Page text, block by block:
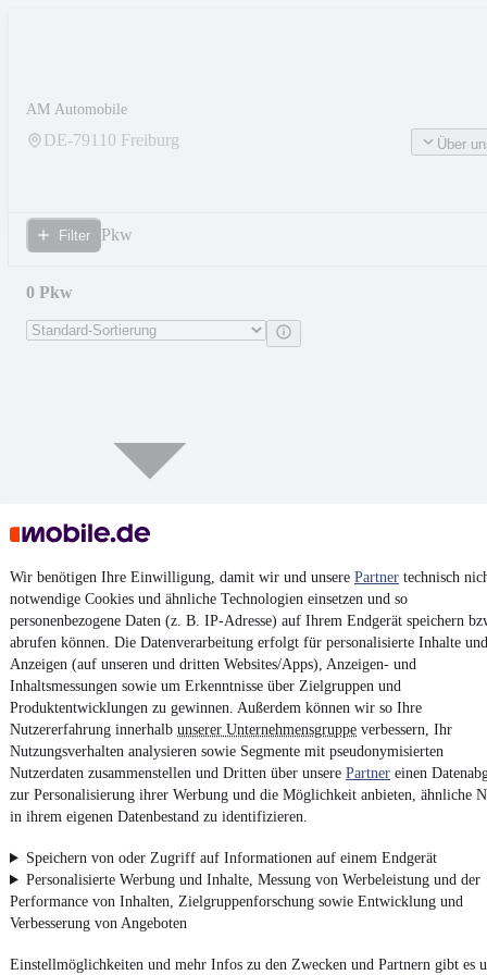
Wir benötigen Ihre Einwilligung, damit wir und unsere Partner technisch
notwendige Cookies und ähnliche Technologien einsetzen und so
personenbezogene Daten (z. B. IP-Adresse) auf Ihrem Endgerät speichern
abrufen können. Die Datenverarbeitung erfolgt für personalisierte Inhalte und
Anzeigen (auf unseren und dritten Websites/Apps), Anzeigen- und
Inhaltsmessungen sowie um Erkenntnisse über Zielgruppen und
Produktentwicklungen zu gewinnen. Außerdem können wir so Ihre
Nutzererfahrung innerhalb unserer Unternehmensgruppe verbessern, Ihr
Nutzungsverhalten analysieren sowie Segmente mit pseudonymisierten
Nutzerdaten zusammenstellen und Dritten über unsere Partner einen
zur Personalisierung ihrer Werbung und die Möglichkeit anbieten, ähnliche
in ihrem eigenen Datenbestand zu identifizieren.
Speichern von oder Zugriff auf Informationen auf einem Endgerät
Personalisierte Werbung und Inhalte, Messung von Werbeleistung und der
Performance von Inhalten, Zielgruppenforschung sowie Entwicklung und
Verbesserung von Angeboten
Einstellmöglichkeiten und mehr Infos zu den Zwecken und Partnern gibt es
AM Automobile
DE-79110 Freiburg Über
Filter Pkw
0 Pkw
Keine Inserate gefunden
¹MwSt. ausweisbar
Nutze mobile.de schnell und einfach
App installieren